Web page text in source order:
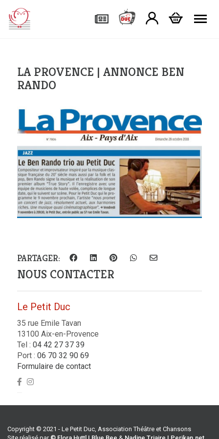
LA PROVENCE | ANNONCE BEN
RANDO
PARTAGER:
NOUS CONTACTER
Le Petit Duc
35 rue Emile Tavan
13100 Aix-en-Provence
Tel : 04 42 27 37 39
Port : 06 70 32 90 69
Formulaire de contact
Copyright © 2021 - Le Petit Duc, Association Théâtre et Chansons